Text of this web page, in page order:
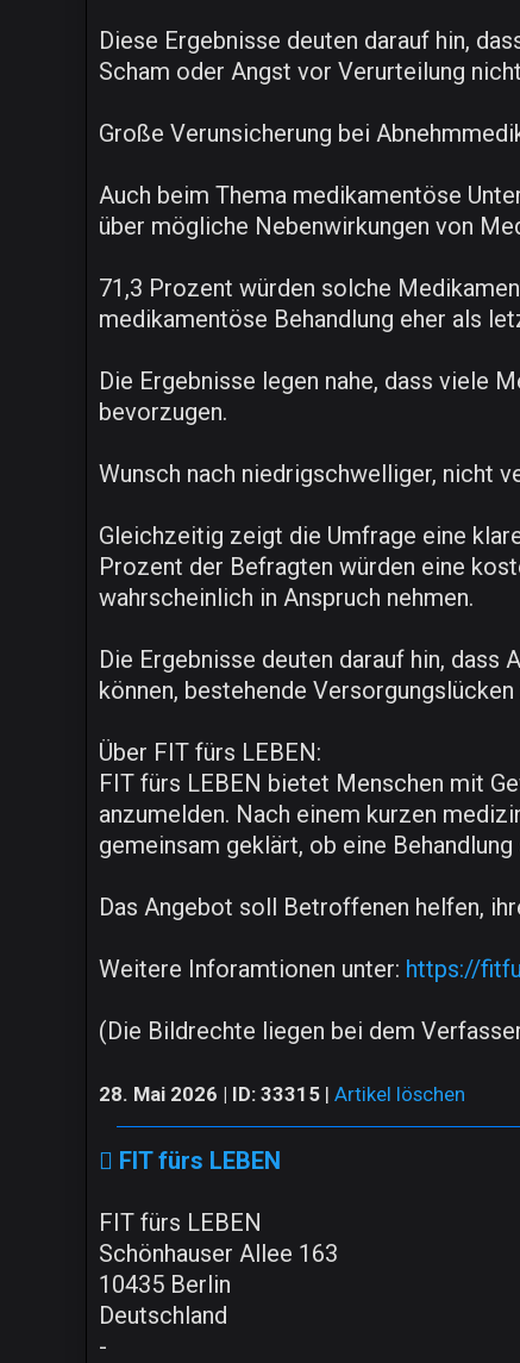
Diese Ergebnisse deuten darauf hin,
Scham oder Angst vor Verurteilung
Große Verunsicherung bei
Auch beim Thema medikamentöse
über mögliche Nebenwirkungen von
71,3 Prozent würden solche
medikamentöse Behandlung eher als
Die Ergebnisse legen nahe, dass viele
bevorzugen.
Wunsch nach niedrigschwelliger, nicht
Gleichzeitig zeigt die Umfrage eine
Prozent der Befragten würden eine
wahrscheinlich in Anspruch nehmen.
Die Ergebnisse deuten darauf hin,
können, bestehende
Über FIT fürs LEBEN:
FIT fürs LEBEN bietet Menschen mit
anzumelden. Nach einem kurzen
gemeinsam geklärt, ob eine
Das Angebot soll Betroffenen helfen,
Weitere Inforamtionen unter: https://
(Die Bildrechte liegen bei dem
28. Mai 2026 | ID: 33315 Artikel löschen
FIT fürs LEBEN
FIT fürs LEBEN
Schönhauser Allee 163
10435 Berlin
Deutschland
-